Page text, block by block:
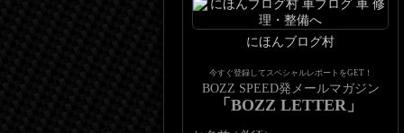
にほんブログ村
今すぐ登録してスペシャルレポートをGET！
BOZZ SPEED発メールマガジン
「BOZZ LETTER」